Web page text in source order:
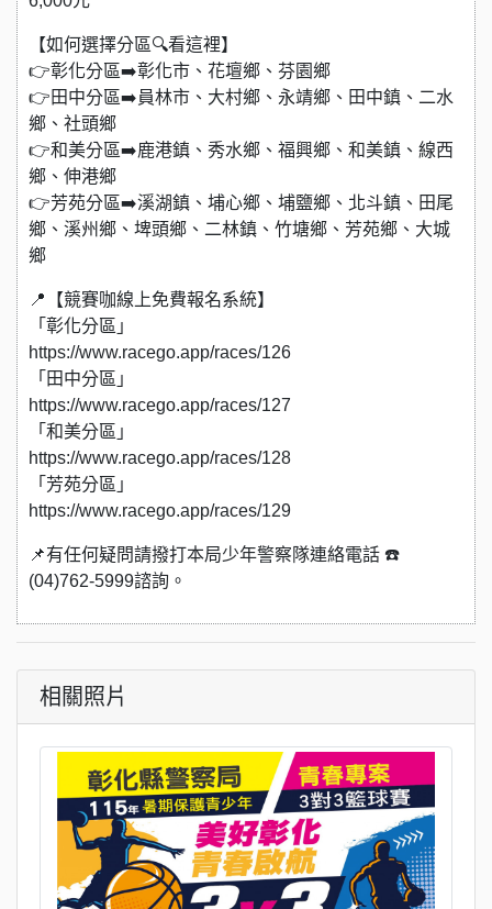
【如何選擇分區🔍看這裡】
👉彰化分區➡️彰化市、花壇鄉、芬園鄉
👉田中分區➡️員林市、大村鄉、永靖鄉、田中鎮、二水
鄉、社頭鄉
👉和美分區➡️鹿港鎮、秀水鄉、福興鄉、和美鎮、線西
鄉、伸港鄉
👉芳苑分區➡️溪湖鎮、埔心鄉、埔鹽鄉、北斗鎮、田尾
鄉、溪州鄉、埤頭鄉、二林鎮、竹塘鄉、芳苑鄉、大城
鄉
📍【競賽咖線上免費報名系統】
「彰化分區」
https://www.racego.app/races/126
「田中分區」
https://www.racego.app/races/127
「和美分區」
https://www.racego.app/races/128
「芳苑分區」
https://www.racego.app/races/129
📌有任何疑問請撥打本局少年警察隊連絡電話 ☎️
(04)762-5999諮詢。
相關照片